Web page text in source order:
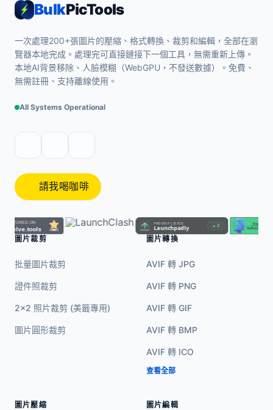
BulkPicTools
一次處理200+張圖片的壓縮、格式轉換、裁剪和編輯，全部在瀏
覽器本地完成。處理完可直接鏈接下一個工具，無需重新上傳。
本地AI背景移除、人臉模糊（WebGPU，不發送數據）。免費、
無需註冊、支持離線使用。
All Systems Operational
請我喝咖啡
· ·
圖片裁剪
批量圖片裁剪
證件照裁剪
2x2 照片裁剪 (美籤專用)
圖片圓形裁剪
圖片轉換
AVIF 轉 JPG
AVIF 轉 PNG
AVIF 轉 GIF
AVIF 轉 BMP
AVIF 轉 ICO
查看全部
圖片壓縮 圖片編輯